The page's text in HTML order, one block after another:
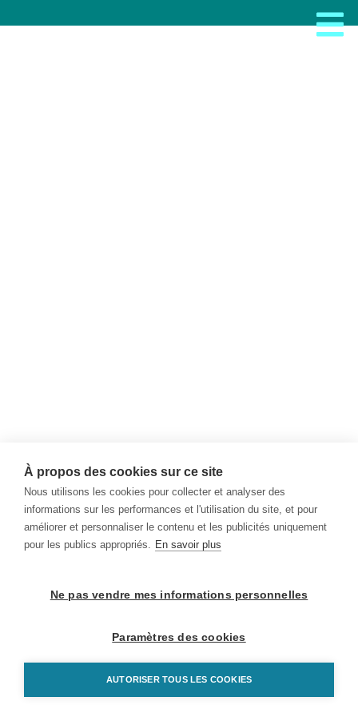
À propos des cookies sur ce site
Nous utilisons les cookies pour collecter et analyser des
informations sur les performances et l'utilisation du site, et pour
améliorer et personnaliser le contenu et les publicités uniquement
pour les publics appropriés. En savoir plus
Ne pas vendre mes informations personnelles
Paramètres des cookies
AUTORISER TOUS LES COOKIES